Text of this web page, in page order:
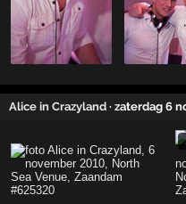
Alice in Crazyland · zaterdag 6